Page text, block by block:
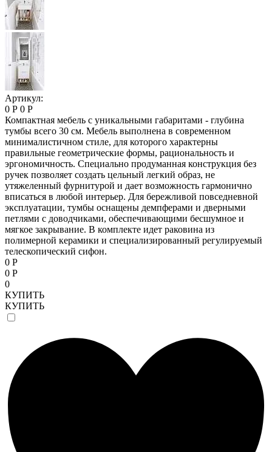
Артикул:
0 Р 0 Р
Компактная мебель с уникальными габаритами - глубина
тумбы всего 30 см. Мебель выполнена в современном
минималистичном стиле, для которого характерны
правильные геометрические формы, рациональность и
эргономичность. Специально продуманная конструкция без
ручек позволяет создать цельный легкий образ, не
утяжеленный фурнитурой и дает возможность гармонично
вписаться в любой интерьер. Для бережливой повседневной
эксплуатации, тумбы оснащены демпферами и дверными
петлями с доводчиками, обеспечивающими бесшумное и
мягкое закрывание. В комплекте идет раковина из
полимерной керамики и специализированный регулируемый
телескопический сифон.
0 Р
0 Р
0
КУПИТЬ
КУПИТЬ